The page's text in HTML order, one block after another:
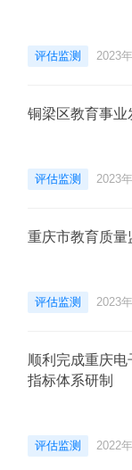
评估监测 2023
铜梁区教育事业
评估监测 2023
重庆市教育质量
评估监测 2023
顺利完成重庆
指标体系研制
评估监测 2022